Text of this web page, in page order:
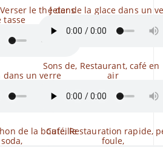
le thé dans
tasse
dans un verre
de la bouteille
Jeter de la glace dans un
Sons de, Restaurant, café
air
Café, Restauration rapide,
foule,